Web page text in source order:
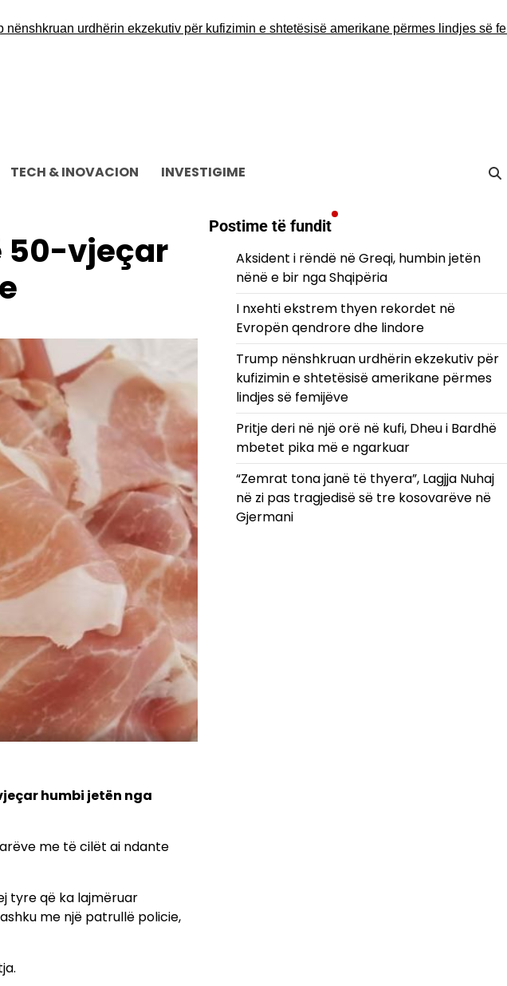
urdhërin ekzekutiv për kufizimin e shtetësisë amerikane përmes lindjes së
TECH & INOVACION INVESTIGIME
50-vjeçar
humbi jetën nga
me të cilët ai ndante
tyre që ka lajmëruar
me një patrullë policie,
Postime të fundit
Aksident i rëndë në Greqi, humbin jetën
nënë e bir nga Shqipëria
I nxehti ekstrem thyen rekordet në
Evropën qendrore dhe lindore
Trump nënshkruan urdhërin ekzekutiv për
kufizimin e shtetësisë amerikane përmes
lindjes së femijëve
Pritje deri në një orë në kufi, Dheu i Bardhë
mbetet pika më e ngarkuar
“Zemrat tona janë të thyera”, Lagjja Nuhaj
në zi pas tragjedisë së tre kosovarëve në
Gjermani